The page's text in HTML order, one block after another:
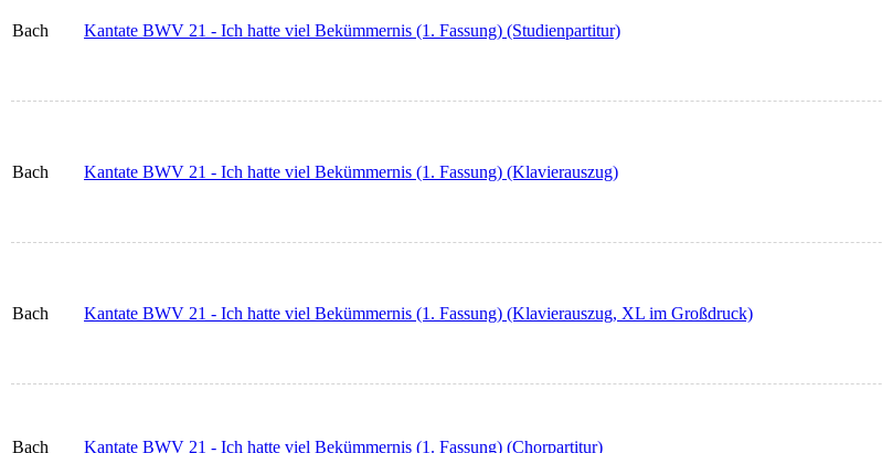
Bach Kantate BWV 21 - Ich hatte viel Bekümmernis (1. Fassung) (Studienpartitur)
Bach Kantate BWV 21 - Ich hatte viel Bekümmernis (1. Fassung) (Klavierauszug)
Bach Kantate BWV 21 - Ich hatte viel Bekümmernis (1. Fassung) (Klavierauszug, XL im Großdruck)
Bach Kantate BWV 21 - Ich hatte viel Bekümmernis (1. Fassung) (Chorpartitur)